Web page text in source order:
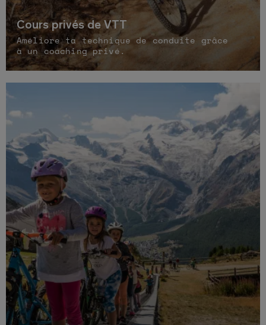
Cours privés de VTT
Améliore ta technique de conduite grâce
à un coaching privé.